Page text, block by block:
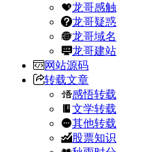
龙哥感触
龙哥疑惑
龙哥域名
龙哥建站
网站源码
转载文章
感悟转载
文学转载
其他转载
股票知识